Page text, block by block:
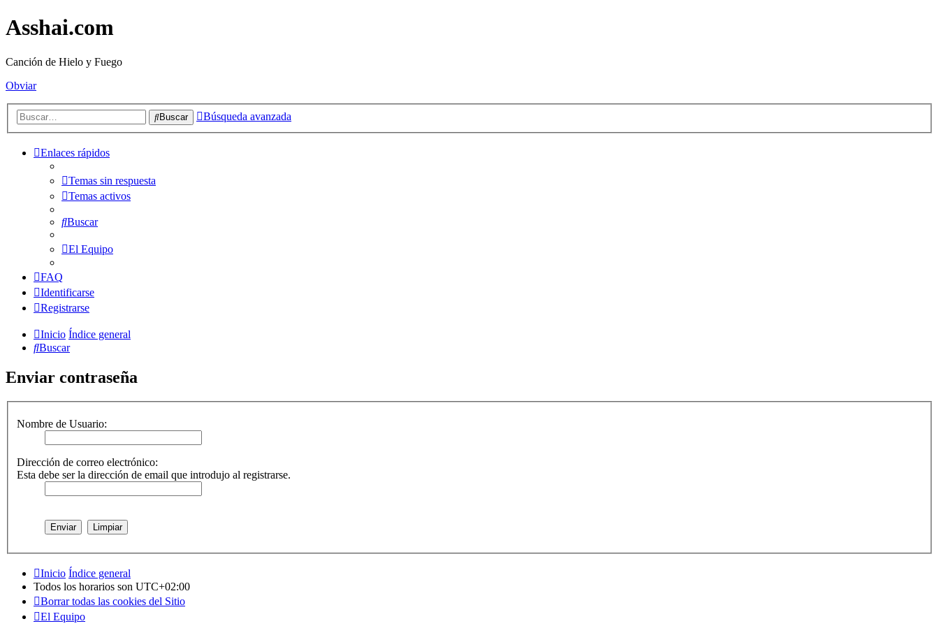
Asshai.com
Canción de Hielo y Fuego
Obviar
Buscar Búsqueda avanzada
Enlaces rápidos
Temas sin respuesta
Temas activos
Buscar
El Equipo
FAQ
Identificarse
Registrarse
Inicio Índice general
Buscar
Enviar contraseña
Nombre de Usuario:
Dirección de correo electrónico:
Esta debe ser la dirección de email que introdujo al registrarse.
Inicio Índice general
Todos los horarios son UTC+02:00
Borrar todas las cookies del Sitio
El Equipo